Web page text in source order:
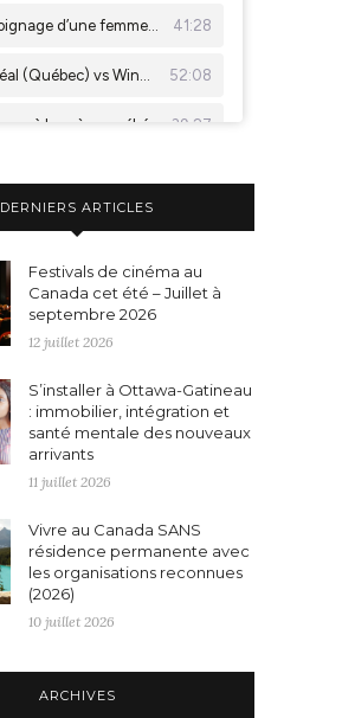
DERNIERS ARTICLES
Festivals de cinéma au
Canada cet été – Juillet à
septembre 2026
12 juillet 2026
S’installer à Ottawa-Gatineau
: immobilier, intégration et
santé mentale des nouveaux
arrivants
11 juillet 2026
Vivre au Canada SANS
résidence permanente avec
les organisations reconnues
(2026)
10 juillet 2026
ARCHIVES